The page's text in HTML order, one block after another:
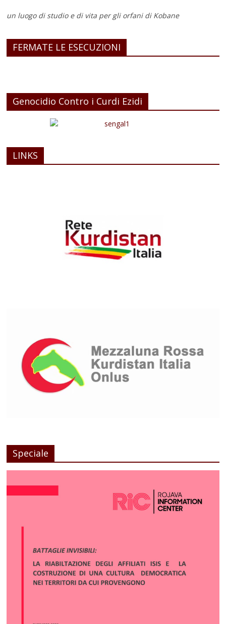
un luogo di studio e di vita per gli orfani di Kobane
FERMATE LE ESECUZIONI
Genocidio Contro i Curdi Ezidi
LINKS
Speciale